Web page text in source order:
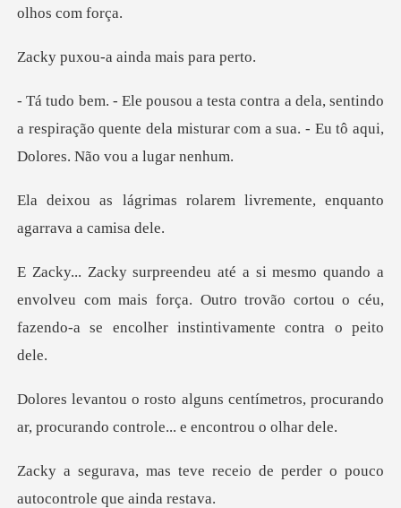
a ainda mais
sentindo
a respiração quente dela misturar com a
larem livremente, enquant
nvolveu com mais força. Outro trovão cortou o céu,
faz
ímetros, procurando
ar, procurando c
receio de perder o pouco
au